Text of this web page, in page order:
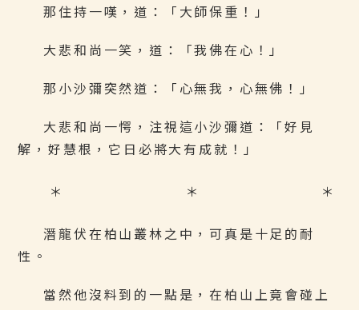
那住持一嘆，道：「大師保重！」
大悲和尚一笑，道：「我佛在心！」
那小沙彌突然道：「心無我，心無佛！」
大悲和尚一愕，注視這小沙彌道：「好見
解，好慧根，它日必將大有成就！」
＊ ＊ ＊
潛龍伏在柏山叢林之中，可真是十足的耐
性。
當然他沒料到的一點是，在柏山上竟會碰上